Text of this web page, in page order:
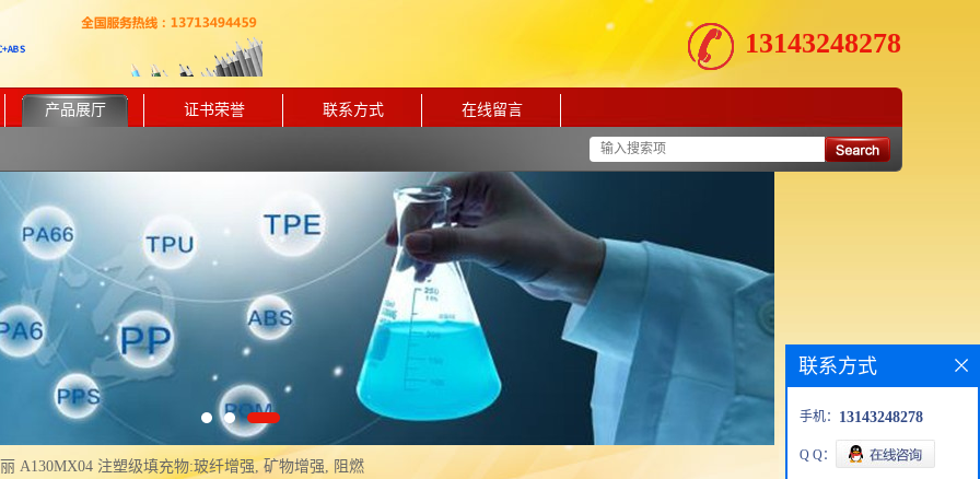
13143248278
产品展厅 证书荣誉 联系方式 在线留言
丽 A130MX04 注塑级填充物:玻纤增强, 矿物增强, 阻燃
联系方式
手机： 13143248278
Q Q：